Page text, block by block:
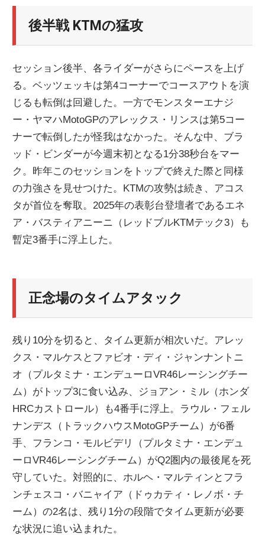
後半戦 KTMの猛攻
セッション後半、各ライダーがさらにペースを上げ
る。ベッツェッキは第4コーナーでコースアウトを演
じるも転倒は回避した。一方でモンスターエナジ
ー・ヤマハMotoGPのアレックス・リンスは第5コー
ナーで転倒したが怪我はなかった。そんな中、ブラ
ッド・ビンダーが今週末初となる1分38秒台をマー
ク。昨年このセッションをトップで終えた際と同様
の力強さを見せつけた。KTMの攻勢は続き、アコス
タが首位を奪取。2025年の表彰台登壇者であるエネ
ア・バスティアニーニ（レッドブルKTMテック3）も
暫定3番手に浮上した。
正念場のタイムアタック
残り10分を切ると、タイム更新が相次いだ。アレッ
クス・マルケスとファビオ・ディ・ジャンナントニ
オ（プルタミナ・エンデューロVR46レーシングチー
ム）がトップ3に食い込み、ジョアン・ミル（ホンダ
HRCカストロール）も4番手に浮上。ラウル・フェル
ナンデス（トラックハウスMotoGPチーム）が6番
手、フランコ・モルビデリ（プルタミナ・エンデュ
ーロVR46レーシングチーム）がQ2圏内の最後尾を死
守していた。対照的に、ホルヘ・マルティンとフラ
ンチェスコ・バニャイア（ドゥカティ・レノボ・チ
ーム）の2名は、残り1分の段階でタイム更新が必要
な状況に追い込まれた。